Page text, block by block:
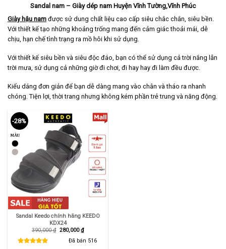
Sandal nam – Giày dép nam Huyện Vĩnh Tường,Vĩnh Phúc
Giày hậu nam được sử dung chất liệu cao cấp siêu chắc chắn, siêu bền.
Với thiết kế tạo những khoảng trống mang đến cảm giác thoải mái, dễ
chịu, hạn chế tình trạng ra mồ hôi khi sử dụng.
Với thiết kế siêu bền và siêu độc đáo, bạn có thể sử dụng cả trời nắng lẫn
trời mưa, sử dụng cả những giờ đi chơi, đi hay hay đi làm đều được.
Kiểu dáng đơn giản để bạn dễ dàng mang vào chân và tháo ra nhanh
chóng. Tiện lợi, thời trang nhưng không kém phần trẻ trung và năng động.
-28%
Sandal Keedo chính hãng KEEDO
KDX24
390,000₫ Giá
280,000₫Giá
hiện
tại
Đã bán 516